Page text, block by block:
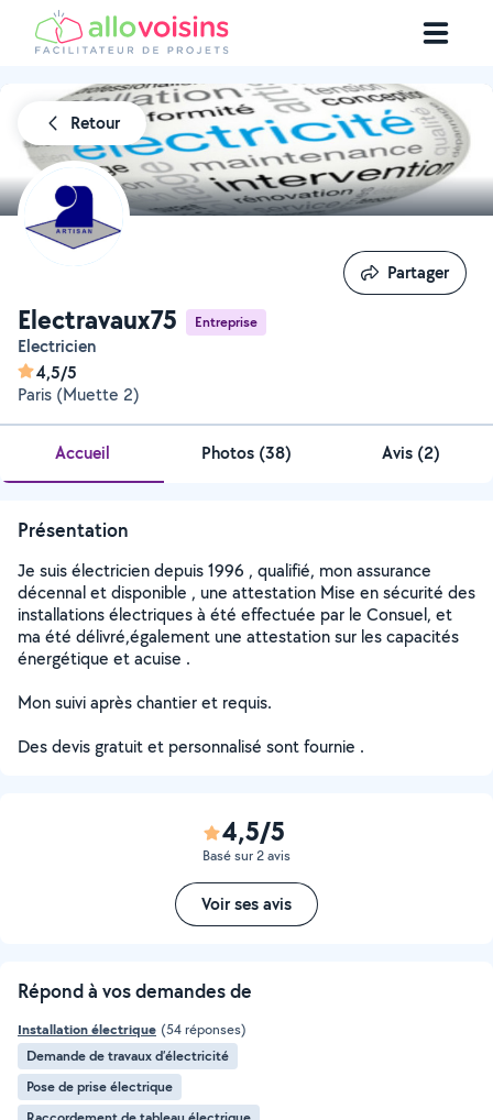
Retour
Electravaux75 Entreprise
Electricien
4,5/5
Paris (Muette 2)
Partager
Partager
Accueil Photos (38) Avis (2)
Présentation
Je suis électricien depuis 1996 , qualifié, mon assurance
décennal et disponible , une attestation Mise en sécurité des
installations électriques à été effectuée par le Consuel, et
ma été délivré,également une attestation sur les capacités
énergétique et acuise .
Mon suivi après chantier et requis.
Des devis gratuit et personnalisé sont fournie .
4,5/5
Basé sur 2 avis
Voir ses avis
Répond à vos demandes de
Installation électrique (54 réponses)
Demande de travaux d’électricité
Pose de prise électrique